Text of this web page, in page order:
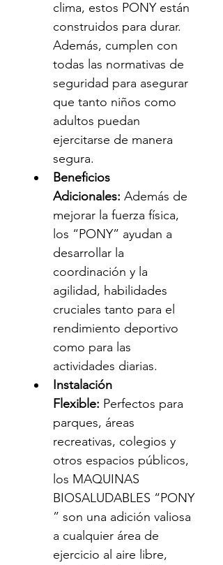
clima, estos PONY están
construidos para durar.
Además, cumplen con
todas las normativas de
seguridad para asegurar
que tanto niños como
adultos puedan
ejercitarse de manera
segura.
Beneficios
Adicionales: Además de
mejorar la fuerza física,
los “PONY” ayudan a
desarrollar la
coordinación y la
agilidad, habilidades
cruciales tanto para el
rendimiento deportivo
como para las
actividades diarias.
Instalación
Flexible: Perfectos para
parques, áreas
recreativas, colegios y
otros espacios públicos,
los MAQUINAS
BIOSALUDABLES “PONY
” son una adición valiosa
a cualquier área de
ejercicio al aire libre,